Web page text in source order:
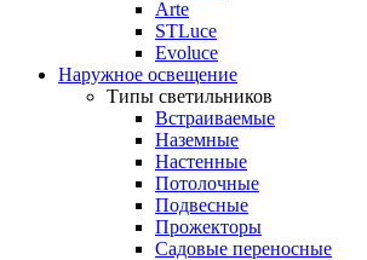
Arte
STLuce
Evoluce
Наружное освещение
Типы светильников
Встраиваемые
Наземные
Настенные
Потолочные
Подвесные
Прожекторы
Садовые переносные